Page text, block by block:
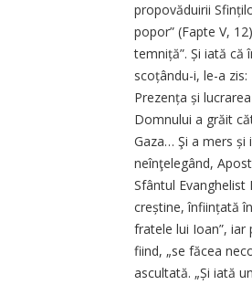
propovăduirii
popor” (Fapte V,
temniță”. Și iată
scoțân­du-i, le-a
Prezența și
Domnului a grăit
Gaza… Şi a mers și
neînţelegând,
Sfântul
creștine, înfiin­țată
fratele lui Ioan”, iar
fiind, „se făcea
ascultată. „Și iată